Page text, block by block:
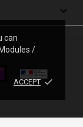
can
/
ACCEPT done
